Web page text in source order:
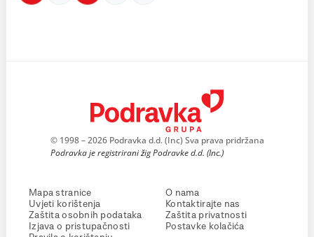
© 1998 – 2026 Podravka d.d. (Inc) Sva prava pridržana
Podravka je registrirani žig Podravke d.d. (Inc.)
Mapa stranice
Uvjeti korištenja
Zaštita osobnih podataka
Izjava o pristupačnosti
O nama
Kontaktirajte nas
Zaštita privatnosti
Postavke kolačića